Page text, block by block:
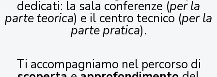
dedicati: la sala conferenze (per la
parte teorica) e il centro tecnico (per la
parte pratica).
Ti accompagniamo nel percorso di